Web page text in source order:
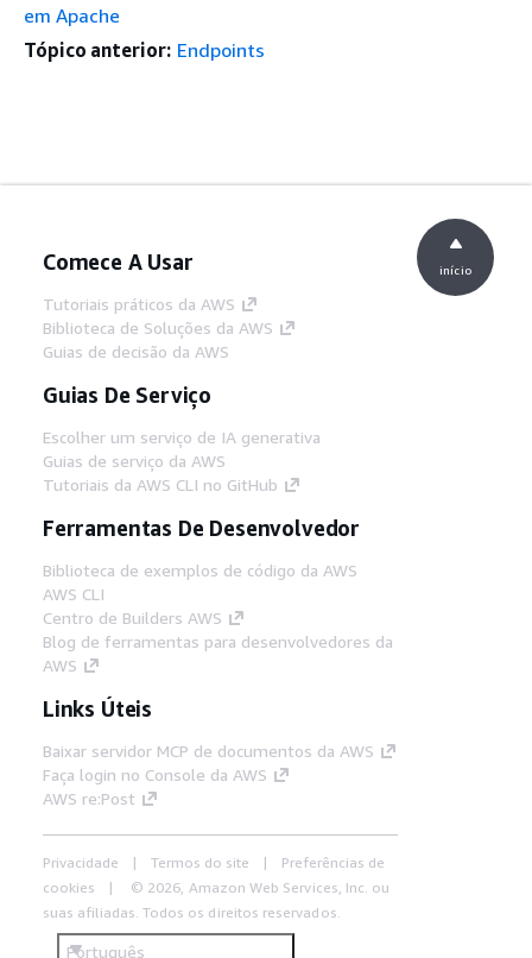
em Apache
Tópico anterior: Endpoints
Comece A Usar
Tutoriais práticos da AWS
Biblioteca de Soluções da AWS
Guias de decisão da AWS
Guias De Serviço
Escolher um serviço de IA generativa
Guias de serviço da AWS
Tutoriais da AWS CLI no GitHub
Ferramentas De Desenvolvedor
Biblioteca de exemplos de código da AWS
AWS CLI
Centro de Builders AWS
Blog de ferramentas para desenvolvedores da
AWS
Links Úteis
Baixar servidor MCP de documentos da AWS
Faça login no Console da AWS
AWS re:Post
Privacidade Termos do site
Preferências de
cookies
© 2026, Amazon Web Services, Inc. ou
suas afiliadas. Todos os direitos reservados.
Português
início